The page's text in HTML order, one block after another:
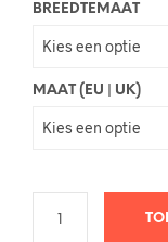
BREEDTEMAAT
MAAT (EU | UK)